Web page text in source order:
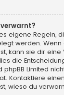
eigene Regeln,
werden.
kann sie dir
die
phpBB Limited
Kontaktiere
wieso du